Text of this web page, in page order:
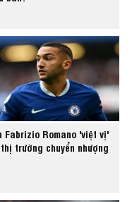
Fabrizio Romano 'việt vị'
trường chuyển nhượng